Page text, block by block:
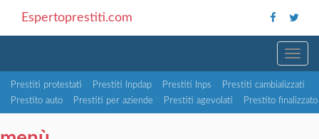
Espertoprestiti.com
Prestiti protestati Prestiti Inpdap Prestiti Inps
Prestiti cambializzati
Prestito auto
Prestiti per aziende Prestiti agevolati Prestito finalizzato